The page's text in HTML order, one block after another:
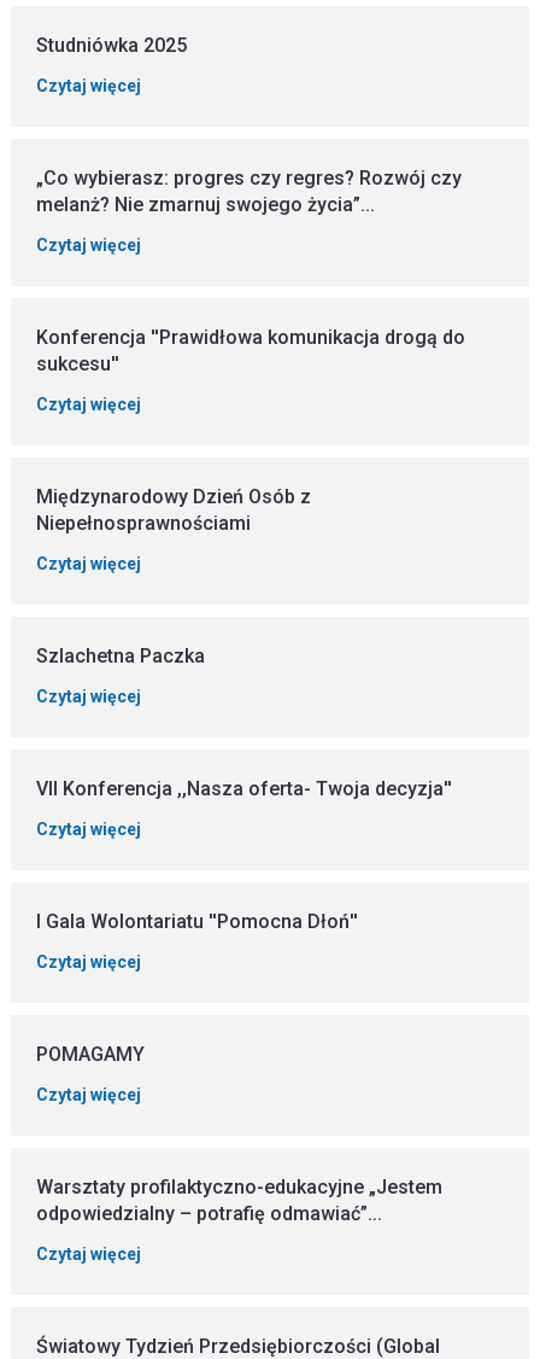
Studniówka 2025
Czytaj więcej
„Co wybierasz: progres czy regres? Rozwój czy
melanż? Nie zmarnuj swojego życia”...
Czytaj więcej
Konferencja ''Prawidłowa komunikacja drogą do
sukcesu''
Czytaj więcej
Międzynarodowy Dzień Osób z
Niepełnosprawnościami
Czytaj więcej
Szlachetna Paczka
Czytaj więcej
VII Konferencja ,,Nasza oferta- Twoja decyzja''
Czytaj więcej
I Gala Wolontariatu ''Pomocna Dłoń''
Czytaj więcej
POMAGAMY
Czytaj więcej
Warsztaty profilaktyczno-edukacyjne „Jestem
odpowiedzialny – potrafię odmawiać”...
Czytaj więcej
Światowy Tydzień Przedsiębiorczości (Global